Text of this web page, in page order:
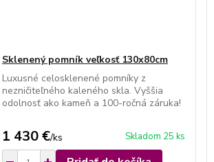
Sklenený pomník veľkosť 130x80cm
Luxusné celosklenené pomníky z
nezničiteľného kaleného skla. Vyššia
odolnosť ako kameň a 100-ročná záruka!
1 430 €/ks Skladom 25 ks